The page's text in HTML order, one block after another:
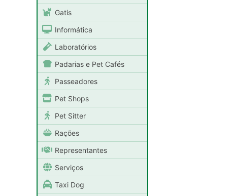
Gatis
Informática
Laboratórios
Padarias e Pet Cafés
Passeadores
Pet Shops
Pet Sitter
Rações
Representantes
Serviços
Taxi Dog